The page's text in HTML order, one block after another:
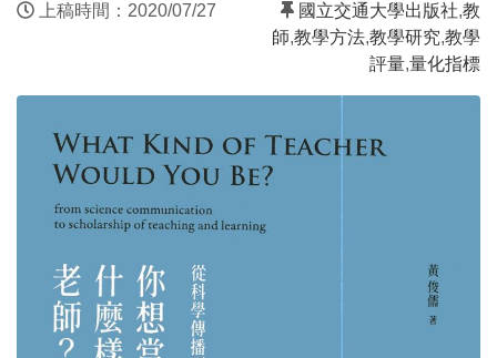
上稿時間：2020/07/27 國立交通大學出版社,教
師,教學方法,教學研究,教學
評量,量化指標